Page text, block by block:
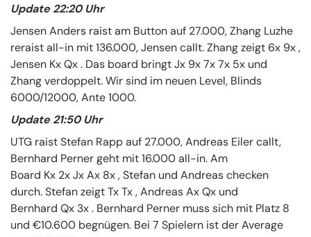
Update 22:20 Uhr
Jensen Anders raist am Button auf 27.000, Zhang Luzhe
reraist all-in mit 136.000, Jensen callt. Zhang zeigt 6x 9x ,
Jensen Kx Qx . Das board bringt Jx 9x 7x 7x 5x und
Zhang verdoppelt. Wir sind im neuen Level, Blinds
6000/12000, Ante 1000.
Update 21:50 Uhr
UTG raist Stefan Rapp auf 27.000, Andreas Eiler callt,
Bernhard Perner geht mit 16.000 all-in. Am
Board Kx 2x Jx Ax 8x , Stefan und Andreas checken
durch. Stefan zeigt Tx Tx , Andreas Ax Qx und
Bernhard Qx 3x . Bernhard Perner muss sich mit Platz 8
und €10.600 begnügen. Bei 7 Spielern ist der Average